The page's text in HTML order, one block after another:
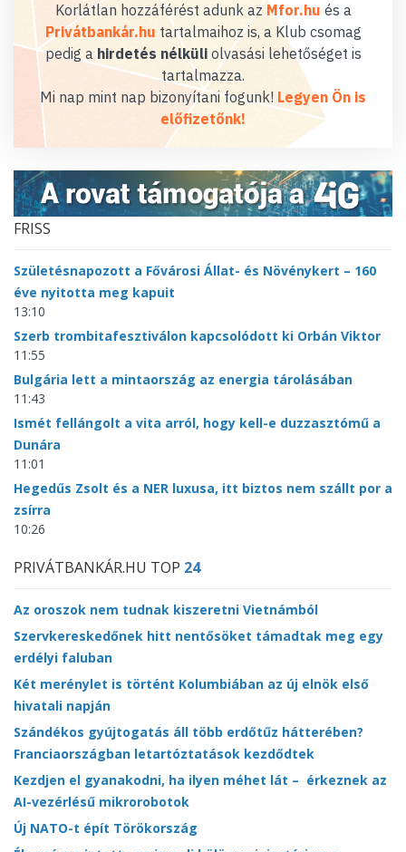
Korlátlan hozzáférést adunk az Mfor.hu és a
Privátbankár.hu tartalmaihoz is, a Klub csomag
pedig a hirdetés nélküliolvasási lehetőséget is
tartalmazza.
Mi nap mint nap bizonyítani fogunk! Legyen Ön is
előfizetőnk!
FRISS
Születésnapozott a Fővárosi Állat- és Növénykert – 160
éve nyitotta meg kapuit
13:10
Szerb trombitafesztiválon kapcsolódott ki Orbán Viktor
11:55
Bulgária lett a mintaország az energia tárolásában
11:43
Ismét fellángolt a vita arról, hogy kell-e duzzasztómű a
Dunára
11:01
Hegedűs Zsolt és a NER luxusa, itt biztos nem szállt por a
zsírra
10:26
PRIVÁTBANKÁR.HU TOP 24
Az oroszok nem tudnak kiszeretni Vietnámból
Szervkereskedőnek hitt nentősöket támadtak meg egy
erdélyi faluban
Két merénylet is történt Kolumbiában az új elnök első
hivatali napján
Szándékos gyújtogatás áll több erdőtűz hátterében?
Franciaországban letartóztatások kezdődtek
Kezdjen el gyanakodni, ha ilyen méhet lát – érkeznek az
AI-vezérlésű mikrorobotok
Új NATO-t épít Törökország